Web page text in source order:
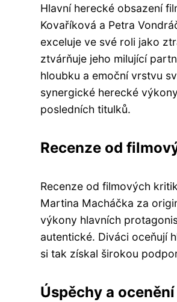
Hlavní herecké obsazení
Kovaříková a Petra
exceluje ve své roli jako
ztvárňuje jeho milující
hloubku a emoční vrstvu
synergické herecké
posledních titulků.
Recenze od
Recenze od filmových
Martina Macháčka za
výkony hlavních
autentické. Diváci oceňují
si tak získal širokou
Úspěchy a